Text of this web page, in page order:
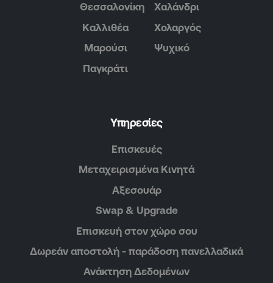
Θεσσαλονίκη
Καλλιθέα
Μαρούσι
Παγκράτι
Χαλάνδρι
Χολαργός
Ψυχικό
Υπηρεσίες
Επισκευές
Μεταχειρισμένα Κινητά
Αξεσουάρ
Swap & Upgrade
Επισκευή στον χώρο σου
Δωρεάν αποστολή - παράδοση πανελλαδικά
Ανάκτηση Δεδομένων